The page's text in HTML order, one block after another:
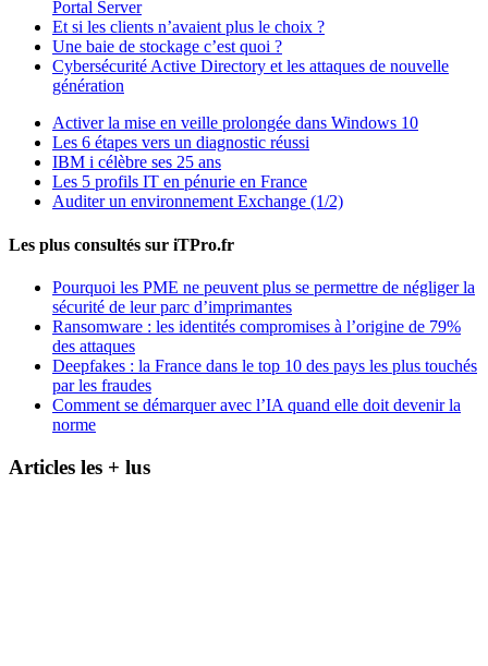
Portal Server
Et si les clients n’avaient plus le choix ?
Une baie de stockage c’est quoi ?
Cybersécurité Active Directory et les attaques de nouvelle
génération
Activer la mise en veille prolongée dans Windows 10
Les 6 étapes vers un diagnostic réussi
IBM i célèbre ses 25 ans
Les 5 profils IT en pénurie en France
Auditer un environnement Exchange (1/2)
Les plus consultés sur iTPro.fr
Pourquoi les PME ne peuvent plus se permettre de négliger la
sécurité de leur parc d’imprimantes
Ransomware : les identités compromises à l’origine de 79%
des attaques
Deepfakes : la France dans le top 10 des pays les plus touchés
par les fraudes
Comment se démarquer avec l’IA quand elle doit devenir la
norme
Articles les + lus